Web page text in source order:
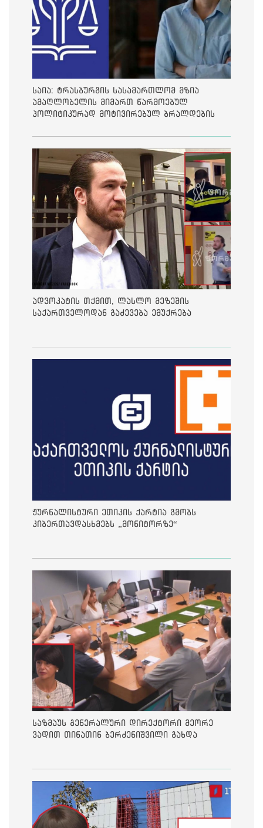
საია: ტრასბურგის სასამართლომ მზია
ამაღლობელის მიმართ წარმოებულ
პოლიტიკურად მოტივირებულ ბრალდების
ადვოკატის თქმით, ლასლო მეზეშის
საქართველოდან გაძევება ემუქრება
ჟურნალისტური ეთიკის ქარტია გმობს
კიბერთავდასხმებს „მონიტორზე“
საზმაუს გენერალური დირექტორი მეორე
ვადით თინათინ ბერძენიშვილი გახდა